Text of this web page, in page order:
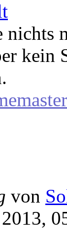
nichts
kein
von